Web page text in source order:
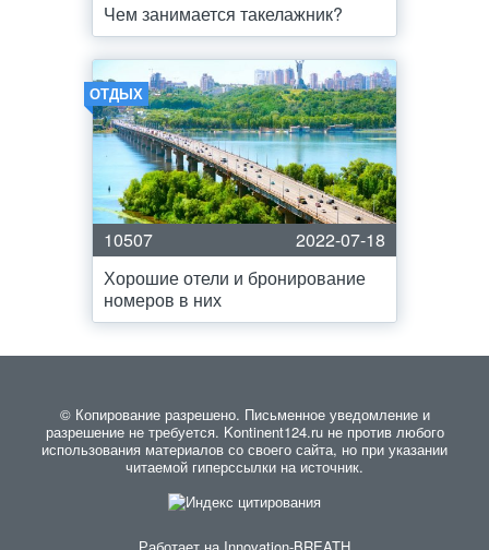
Чем занимается такелажник?
ОТДЫХ
10507
2022-07-18
Хорошие отели и бронирование
номеров в них
© Копирование разрешено. Письменное уведомление и
разрешение не требуется. Kontinent124.ru не против любого
использования материалов со своего сайта, но при указании
читаемой гиперссылки на источник.